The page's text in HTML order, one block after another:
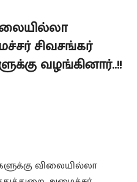
சிவசங்கர்
வழங்கினார்..!!
விலையில்லா